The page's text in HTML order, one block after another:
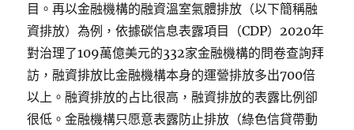
目。再以金融機構的融資溫室氣體排放（以下簡稱融
資排放）為例，依據碳信息表露項目（CDP）2020年
對治理了109萬億美元的332家金融機構的問卷查詢拜
訪，融資排放比金融機構本身的運營排放多出700倍
以上。融資排放的占比很高，融資排放的表露比例卻
很低。金融機構只愿意表露防止排放（綠色信貸帶動